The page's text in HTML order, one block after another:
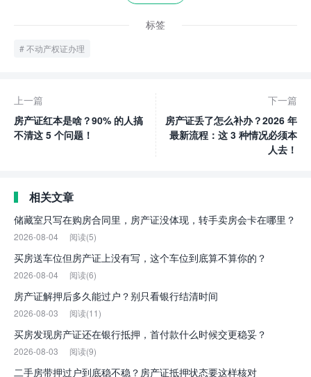
标签
不动产权证办理
上一篇
房产证红本是啥？90% 的人搞
不清这 5 个问题！
下一篇
房产证丢了怎么补办？2026 年
最新流程：这 3 种情况必须本
人去！
相关文章
储藏室只写在购房合同里，房产证没体现，转手卖房会卡在哪里？
2026-08-04 阅读(5)
买房送车位但房产证上没有写，这个车位到底算不算你的？
2026-08-04 阅读(6)
房产证解押后多久能过户？别只看银行结清时间
2026-08-03 阅读(11)
买房发现房产证还在银行抵押，首付款什么时候交更稳妥？
2026-08-03 阅读(9)
二手房带押过户到底稳不稳？房产证抵押状态要这样核对